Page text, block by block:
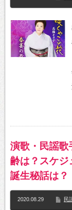
演歌・民謡歌
齢は？スケジ
誕生秘話は？
2020.08.29 民